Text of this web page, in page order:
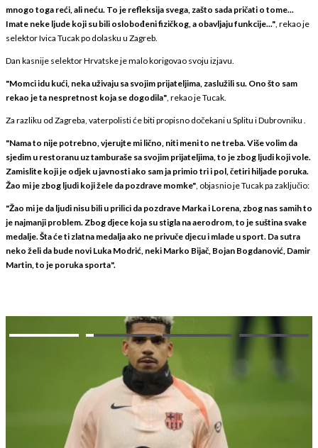
mnogo toga reći, ali neću. To je refleksija svega, zašto sada pričati o tome...
Imate neke ljude koji su bili oslobođeni fizičkog, a obavljaju funkcije..." , rekao je
selektor Ivica Tucak po dolasku u Zagreb.
Dan kasnije selektor Hrvatske je malo korigovao svoju izjavu.
"Momci idu kući, neka uživaju sa svojim prijateljima, zaslužili su. Ono što sam
rekao je ta nespretnost koja se dogodila" , rekao je Tucak.
Za razliku od Zagreba, vaterpolisti će biti propisno dočekani u Splitu i Dubrovniku .
"Nama to nije potrebno, vjerujte mi lično, niti meni to ne treba. Više volim da
sjedim u restoranu uz tamburaše sa svojim prijateljima, to je zbog ljudi koji vole.
Zamislite koji je odjek u javnosti ako sam ja primio tri i pol, četiri hiljade poruka.
Žao mi je zbog ljudi koji žele da pozdrave momke" , objasnio je Tucak pa zaključio:
"Žao mi je da ljudi nisu bili u prilici da pozdrave Marka i Lorena, zbog nas samih to
je najmanji problem. Zbog djece koja su stigla na aerodrom, to je suština svake
medalje. Šta će ti zlatna medalja ako ne privuče djecu i mlade u sport. Da sutra
neko želi da bude novi Luka Modrić, neki Marko Bijač, Bojan Bogdanović, Damir
Martin, to je poruka sporta".